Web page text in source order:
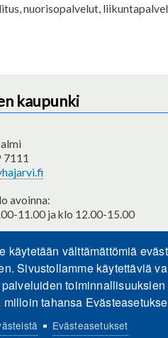
nuorisopalvelut,
kaupunki
7111
avoinna:
11.00 ja klo 12.00-15.00
käytetään välttämättömiä
Sivustollamme käytettäviä
tahansa
Evästeasetukset